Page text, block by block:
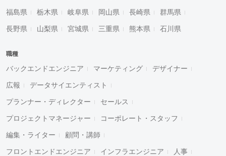
福島県 栃木県 岐阜県 岡山県 長崎県 群馬県
長野県 山梨県 宮城県 三重県 熊本県 石川県
職種
バックエンドエンジニア マーケティング デザイナー
広報 データサイエンティスト
プランナー・ディレクター セールス
プロジェクトマネージャー コーポレート・スタッフ
編集・ライター 顧問・講師
フロントエンドエンジニア インフラエンジニア 人事